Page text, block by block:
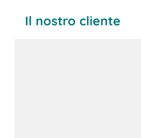
Il nostro cliente